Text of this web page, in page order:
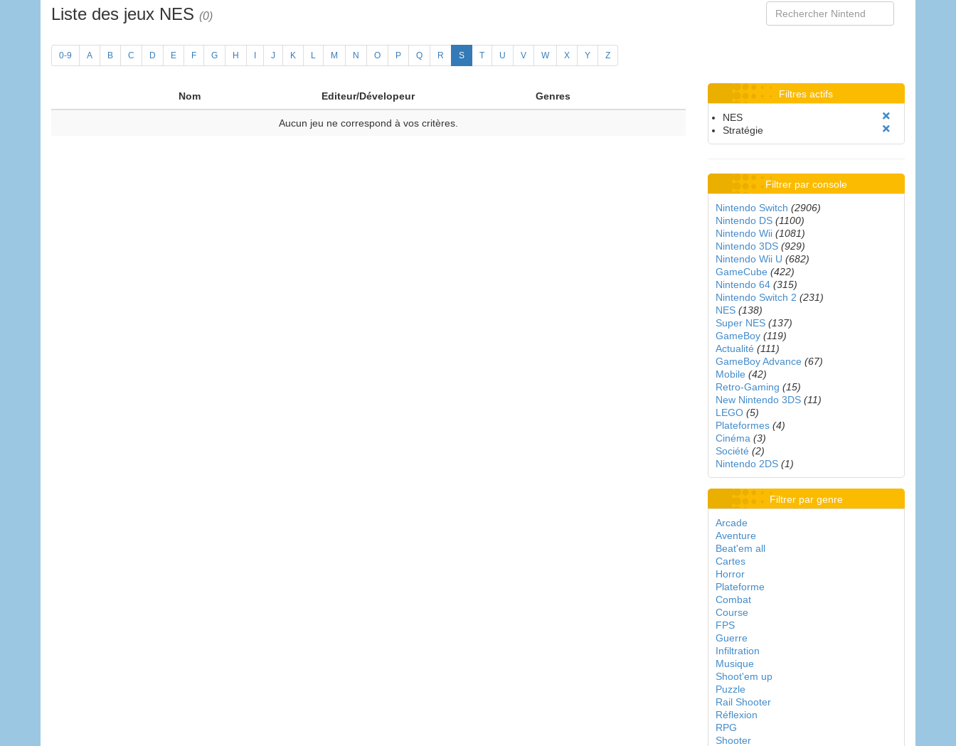
Liste des jeux NES (0)
0-9 A B C D E F G H J K L M N O P Q R S T U V W X Y Z
Nom Editeur/Dévelopeur Genres
Aucun jeu ne correspond à vos critères.
Filtres actifs
NES
Stratégie
Filtrer par console
Nintendo Switch (2906)
Nintendo DS (1100)
Nintendo Wii (1081)
Nintendo 3DS (929)
Nintendo Wii U (682)
GameCube (422)
Nintendo 64 (315)
Nintendo Switch 2 (231)
NES (138)
Super NES (137)
GameBoy (119)
Actualité (111)
GameBoy Advance (67)
Mobile (42)
Retro-Gaming (15)
New Nintendo 3DS (11)
LEGO (5)
Plateformes (4)
Cinéma (3)
Société (2)
Nintendo 2DS (1)
Filtrer par genre
Arcade
Aventure
Beat'em all
Cartes
Horror
Plateforme
Combat
Course
FPS
Guerre
Infiltration
Musique
Shoot'em up
Puzzle
Rail Shooter
Réflexion
RPG
Shooter